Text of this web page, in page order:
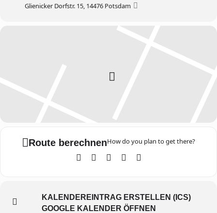
Glienicker Dorfstr. 15, 14476 Potsdam
Route berechnenHow do you plan to get there?
KALENDEREINTRAG ERSTELLEN (ICS)
GOOGLE KALENDER ÖFFNEN